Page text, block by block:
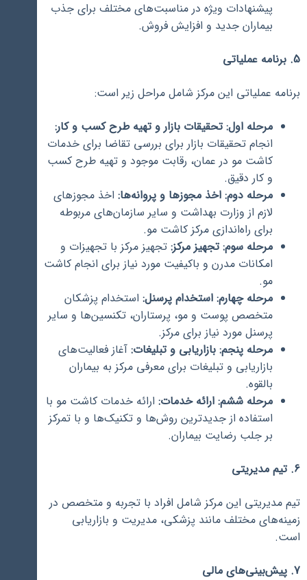
پیشنهادات ویژه در مناسبت‌های مختلف برای جذب
بیماران جدید و افزایش فروش.
5. برنامه عملیاتی
برنامه عملیاتی این مرکز شامل مراحل زیر است:
مرحله اول: تحقیقات بازار و تهیه طرح کسب و کار:
انجام تحقیقات بازار برای بررسی تقاضا برای خدمات
کاشت مو در عمان، رقابت موجود و تهیه طرح کسب
و کار دقیق.
مرحله دوم: اخذ مجوزها و پروانه‌ها: اخذ مجوزهای
لازم از وزارت بهداشت و سایر سازمان‌های مربوطه
برای راه‌اندازی مرکز کاشت مو.
مرحله سوم: تجهیز مرکز: تجهیز مرکز با تجهیزات و
امکانات مدرن و باکیفیت مورد نیاز برای انجام کاشت
مو.
مرحله چهارم: استخدام پرسنل: استخدام پزشکان
متخصص پوست و مو، پرستاران، تکنسین‌ها و سایر
پرسنل مورد نیاز برای مرکز.
مرحله پنجم: بازاریابی و تبلیغات: آغاز فعالیت‌های
بازاریابی و تبلیغات برای معرفی مرکز به بیماران
بالقوه.
مرحله ششم: ارائه خدمات: ارائه خدمات کاشت مو با
استفاده از جدیدترین روش‌ها و تکنیک‌ها و با تمرکز
بر جلب رضایت بیماران.
6. تیم مدیریتی
تیم مدیریتی این مرکز شامل افراد با تجربه و متخصص در
زمینه‌های مختلف مانند پزشکی، مدیریت و بازاریابی
است.
7. پیش‌بینی‌های مالی